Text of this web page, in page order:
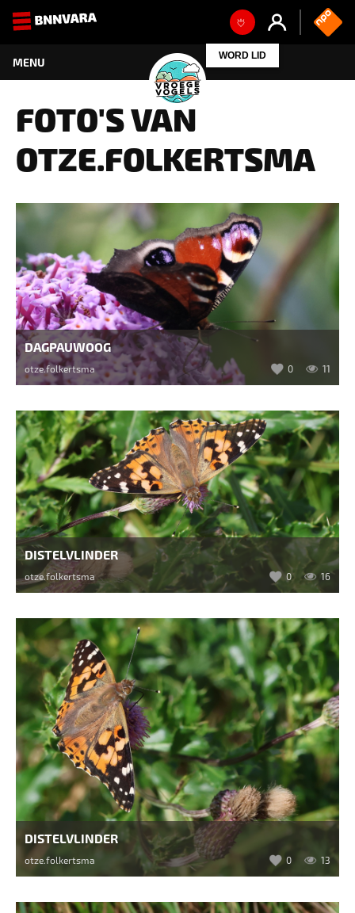
FOTO'S VAN
OTZE.FOLKERTSMA
DAGPAUWOOG
otze.folkertsma 0 11
DISTELVLINDER
otze.folkertsma 0 16
DISTELVLINDER
otze.folkertsma 0 13